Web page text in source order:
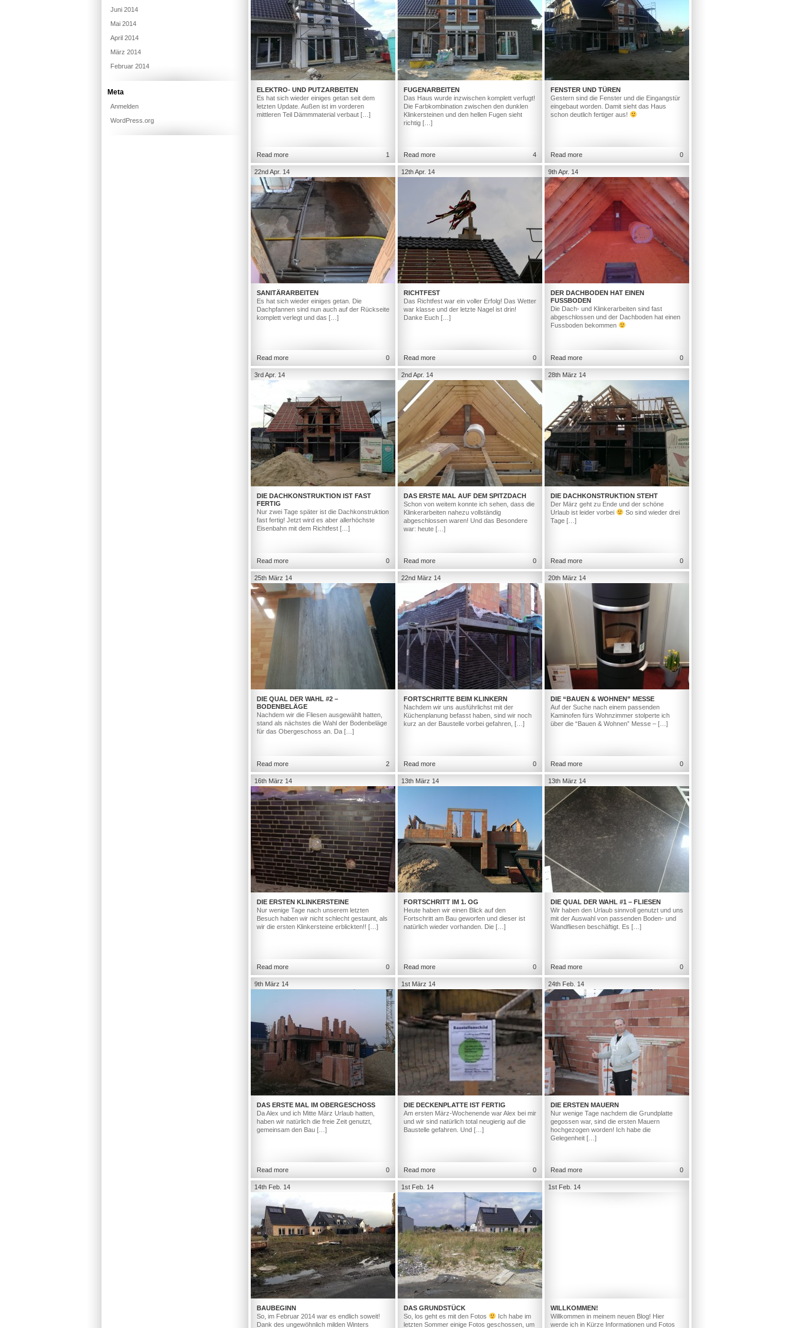
ELEKTRO- UND PUTZARBEITEN
Es hat sich wieder einiges getan seit dem
letzten Update. Außen ist im vorderen
mittleren Teil Dämmmaterial verbaut […]
Read more 1
FUGENARBEITEN
Das Haus wurde inzwischen komplett verfugt!
Die Farbkombination zwischen den dunklen
Klinkersteinen und den hellen Fugen sieht
richtig […]
Read more 4
FENSTER UND TÜREN
Gestern sind die Fenster und die Eingangstür
eingebaut worden. Damit sieht das Haus
schon deutlich fertiger aus!
Read more 0
22nd Apr. 14
SANITÄRARBEITEN
Es hat sich wieder einiges getan. Die
Dachpfannen sind nun auch auf der Rückseite
komplett verlegt und das […]
Read more 0
12th Apr. 14
RICHTFEST
Das Richtfest war ein voller Erfolg! Das Wetter
war klasse und der letzte Nagel ist drin!
Danke Euch […]
Read more 0
9th Apr. 14
DER DACHBODEN HAT EINEN
FUSSBODEN
Die Dach- und Klinkerarbeiten sind fast
abgeschlossen und der Dachboden hat einen
Fussboden bekommen
Read more 0
3rd Apr. 14
DIE DACHKONSTRUKTION IST FAST
FERTIG
Nur zwei Tage später ist die Dachkonstruktion
fast fertig! Jetzt wird es aber allerhöchste
Eisenbahn mit dem Richtfest […]
Read more 0
2nd Apr. 14
DAS ERSTE MAL AUF DEM SPITZDACH
Schon von weitem konnte ich sehen, dass die
Klinkerarbeiten nahezu vollständig
abgeschlossen waren! Und das Besondere
war: heute […]
Read more 0
28th März 14
DIE DACHKONSTRUKTION STEHT
Der März geht zu Ende und der schöne
Urlaub ist leider vorbei
So sind wieder drei
Tage […]
Read more 0
25th März 14
DIE QUAL DER WAHL #2 –
BODENBELÄGE
Nachdem wir die Fliesen ausgewählt hatten,
stand als nächstes die Wahl der Bodenbeläge
für das Obergeschoss an. Da […]
Read more 2
22nd März 14
FORTSCHRITTE BEIM KLINKERN
Nachdem wir uns ausführlichst mit der
Küchenplanung befasst haben, sind wir noch
kurz an der Baustelle vorbei gefahren, […]
Read more 0
20th März 14
DIE “BAUEN & WOHNEN” MESSE
Auf der Suche nach einem passenden
Kaminofen fürs Wohnzimmer stolperte ich
über die “Bauen & Wohnen” Messe – […]
Read more 0
16th März 14
DIE ERSTEN KLINKERSTEINE
Nur wenige Tage nach unserem letzten
Besuch haben wir nicht schlecht gestaunt, als
wir die ersten Klinkersteine erblickten!! […]
Read more 0
13th März 14
FORTSCHRITT IM 1. OG
Heute haben wir einen Blick auf den
Fortschritt am Bau geworfen und dieser ist
natürlich wieder vorhanden. Die […]
Read more 0
13th März 14
DIE QUAL DER WAHL #1 – FLIESEN
Wir haben den Urlaub sinnvoll genutzt und uns
mit der Auswahl von passenden Boden- und
Wandfliesen beschäftigt. Es […]
Read more 0
9th März 14
DAS ERSTE MAL IM OBERGESCHOSS
Da Alex und ich Mitte März Urlaub hatten,
haben wir natürlich die freie Zeit genutzt,
gemeinsam den Bau […]
Read more 0
1st März 14
DIE DECKENPLATTE IST FERTIG
Am ersten März-Wochenende war Alex bei mir
und wir sind natürlich total neugierig auf die
Baustelle gefahren. Und […]
Read more 0
24th Feb. 14
DIE ERSTEN MAUERN
Nur wenige Tage nachdem die Grundplatte
gegossen war, sind die ersten Mauern
hochgezogen worden! Ich habe die
Gelegenheit […]
Read more 0
14th Feb. 14
BAUBEGINN
So, im Februar 2014 war es endlich soweit!
Dank des ungewöhnlich milden Winters
1st Feb. 14
DAS GRUNDSTÜCK
So, los geht es mit den Fotos
Ich habe im
letzten Sommer einige Fotos geschossen, um
1st Feb. 14
WILLKOMMEN!
Willkommen in meinem neuen Blog! Hier
werde ich in Kürze Informationen und Fotos
Juni 2014
Mai 2014
April 2014
März 2014
Februar 2014
Meta
Anmelden
WordPress.org